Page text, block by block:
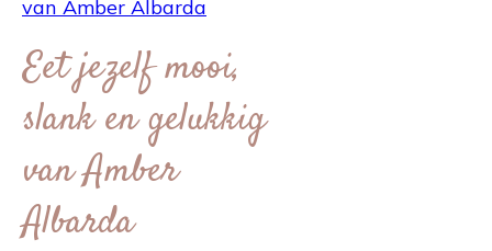
Eet jezelf mooi,
slank en gelukkig
van Amber
Albarda